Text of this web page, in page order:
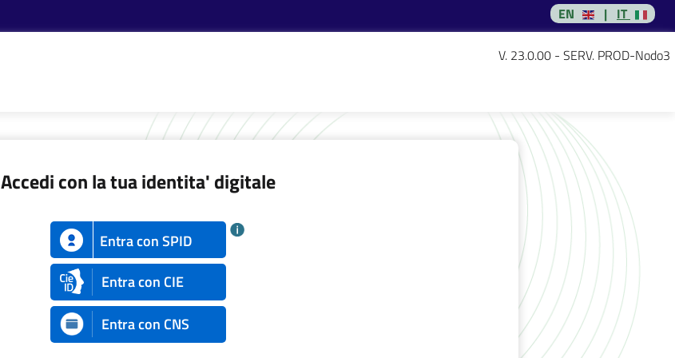
EN | IT
V. 23.0.00 - SERV. PROD-Nodo3
Accedi con la tua identita' digitale
Entra con SPID
Entra con CIE
Entra con CNS